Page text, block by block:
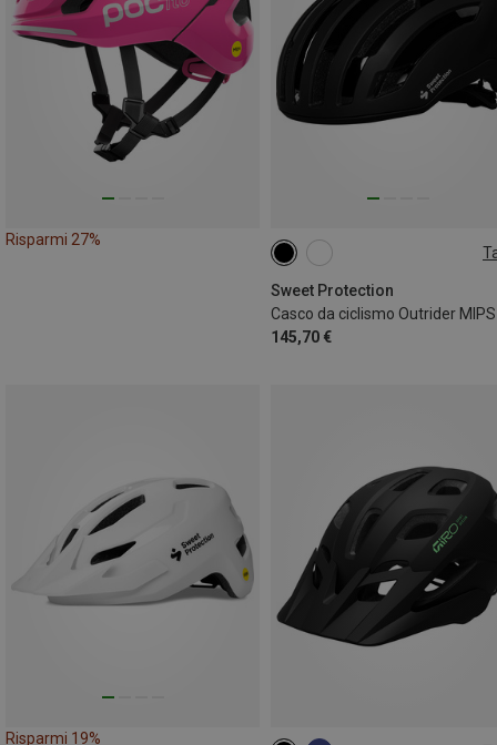
Risparmi 27%
Sweet Protection
Casco da ciclismo Outrider MIPS
145,70 €
52-54CM
58-61CM
Risparmi 19%